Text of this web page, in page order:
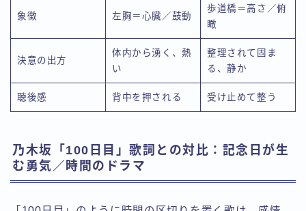
象徴 左胸＝心臓／鼓動
歩道橋＝高さ／俯
瞰
決意の出方
体内から湧く、熱
い
整理されて固ま
る、静か
聴後感 背中を押される 受け止めて整う
乃木坂「100日目」歌詞との対比：記念日が生
む勇気／時間のドラマ